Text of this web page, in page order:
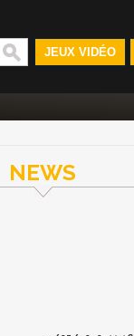
JEUX VIDÉO
NEWS